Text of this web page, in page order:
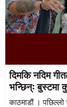
दिमकि नदिम
भन्छिन्ः बुस्टमा
काठमाडौं ।